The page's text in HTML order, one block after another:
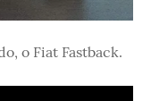
o Fiat Fastback.